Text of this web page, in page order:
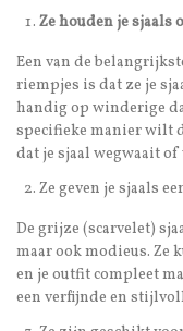
Ze houden je sjaals
Een van de
riempjes is dat ze je
handig op winderige
specifieke manier wilt
dat je sjaal wegwaait
Ze geven je sjaals
De grijze (scarvelet)
maar ook modieus. Ze
en je outfit compleet
een verfijnde en